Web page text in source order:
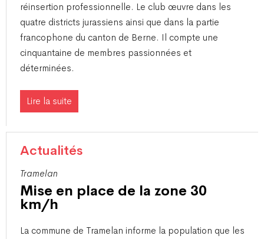
réinsertion professionnelle. Le club œuvre dans les
quatre districts jurassiens ainsi que dans la partie
francophone du canton de Berne. Il compte une
cinquantaine de membres passionnées et
déterminées.
Lire la suite
Actualités
Tramelan
Mise en place de la zone 30
km/h
​La commune de Tramelan informe la population que les